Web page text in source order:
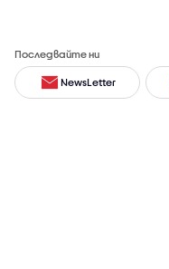
Последвайте ни
NewsLetter